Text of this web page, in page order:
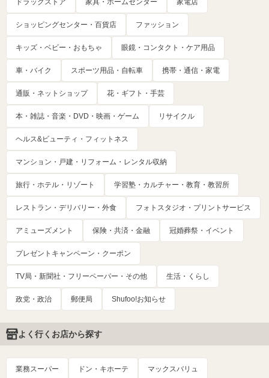
ドラッグストア 家具・ホームセンター 家電店
ショッピングセンター・百貨店 ファッション
キッズ・ベビー・おもちゃ 眼鏡・コンタクト・ケア用品
車・バイク スポーツ用品・自転車 携帯・通信・家電
通販・ネットショップ 花・ギフト・手芸
本・雑誌・音楽・DVD・映画・ゲーム リサイクル
ヘルス&ビューティ・フィットネス
マンション・戸建・リフォーム・レンタル収納
旅行・ホテル・リゾート 学習塾・カルチャー・教育・教習所
レストラン・デリバリー・外食 フォトスタジオ・プリントサービス
アミューズメント 保険・共済・金融 冠婚葬祭・イベント
プレゼントキャンペーン・クーポン
TV局・新聞社・フリーペーパー・その他 生活・くらし
政党・政治 郵便局 Shufoo!お知らせ
よく行くお店から探す
業務スーパー ドン・キホーテ マックスバリュ